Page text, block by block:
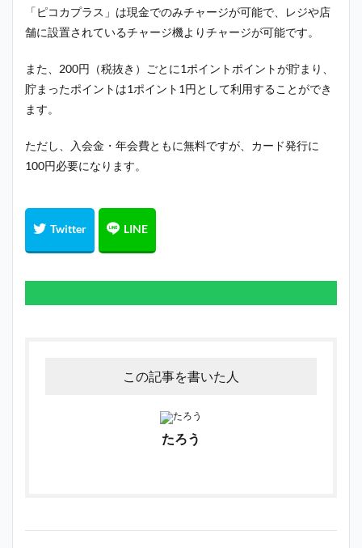
「ピコカプラス」は現金でのみチャージが可能で、レジや店
舗に設置されているチャージ機よりチャージが可能です。
また、200円（税抜き）ごとに1ポイントポイントが貯まり、
貯まったポイントは1ポイント1円として利用することができ
ます。
ただし、入会金・年会費ともに無料ですが、カード発行に
100円必要になります。
この記事を書いた人
たろう